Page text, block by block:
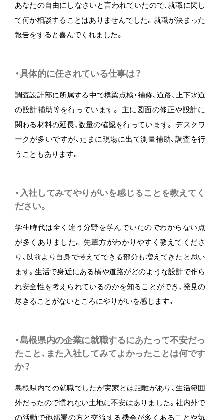
あなたの自由にしなさいと言われていたので、就職に関し
て何か相談することはありませんでした。就職が決まった
報告をすると喜んでくれました。
・具体的に任されている仕事は？
調査設計部に所属する中で橋梁点検・補修、道路、上下水道
の設計補助等を行っています。 主に図面の修正や設計に
関わる材料の延長、数量の確認を行っています。 デスクワ
ークが多いですが、たまに現場に出て測量補助、調査を行
うこともあります。
・入社してみてやりがいを感じることを教えてく
ださい。
学生時代は全く違う分野を学んでいたのでわからない点
が多くありました。 先輩方がわかりやすく教えてくださ
り、以前より自身で考えてできる部分も増えてきたと思い
ます。生活で身近にある橋や道路がどのような設計で作ら
れ安全性を考えられているのかを知ることができ、発見の
尽きることがないところにやりがいを感じます。
・島根県内の企業に就職するにあたって不安だっ
たこと、また入社してみてよかったことは何です
か？
島根県内での就職でしたが実家とは距離があり、生活範囲
外だったので慣れない土地に不安はありました。社内外で
の活動で他部署の方と交流する機会が多くあることや気